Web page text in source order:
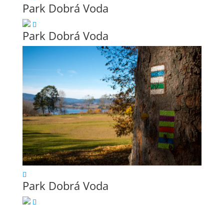
Park Dobrá Voda
Park Dobrá Voda
Park Dobrá Voda